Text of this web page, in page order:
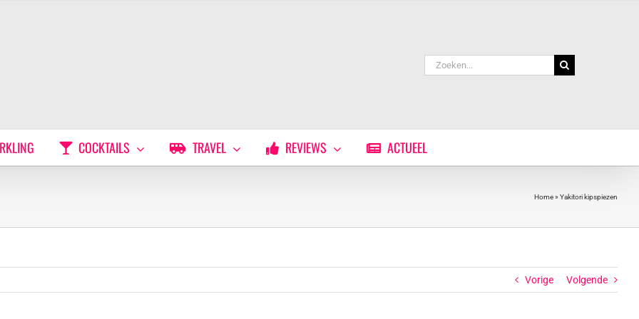
Zoeken
naar:
COCKTAILS TRAVEL REVIEWS ACTUEEL
Home» Yakitori kipspiezen
Vorige Volgende